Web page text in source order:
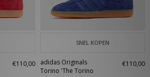
€110,00
SNEL KOPEN
adidas Originals
Torino 'The Torino
€110,00